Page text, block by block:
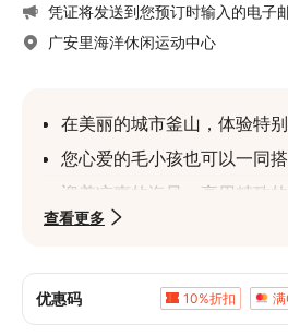
凭证将发送到您预订时输入的电子
垃圾邮件箱等，如果您在 24 小时
服务中心。
广安里海洋休闲运动中心
在美丽的城市釜山，体验特
您心爱的毛小孩也可以一同搭
迎着凉爽的海风，享用精致的
杯啤酒。
我们定期对游艇进行消毒，
如遇下雨，游艇可能停止运
查看更多
优惠码 10%折扣